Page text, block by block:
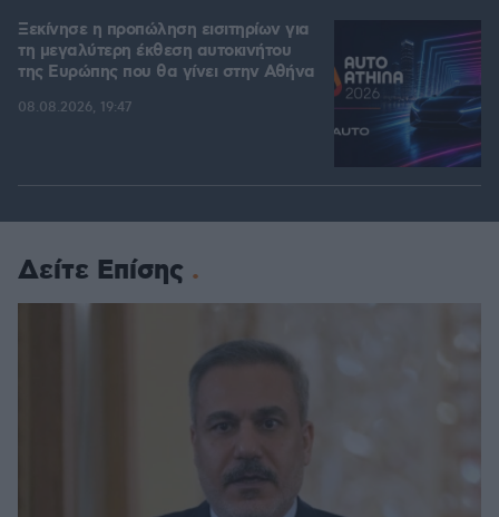
Ξεκίνησε η προπώληση εισιτηρίων για
τη μεγαλύτερη έκθεση αυτοκινήτου
της Ευρώπης που θα γίνει στην Αθήνα
08.08.2026, 19:47
Δείτε Επίσης